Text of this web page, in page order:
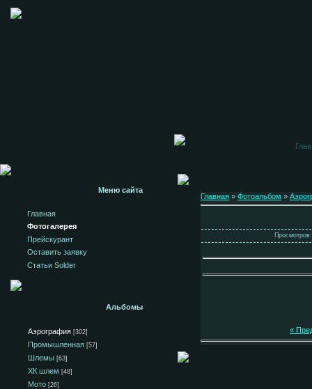
Меню сайта
Главная
Фотогалерея
Прейскурант
Оставить заявку
Статьи Solder
Альбомы
Аэрография [302]
Промышленная [57]
Шлемы [63]
ХК шлем [48]
Мото [26]
Главная » Фотоальбом »
«